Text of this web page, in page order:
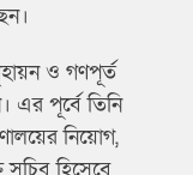
ও গণপূর্ত
এর পূর্বে তিনি
নিয়োগ,
হিসেবে